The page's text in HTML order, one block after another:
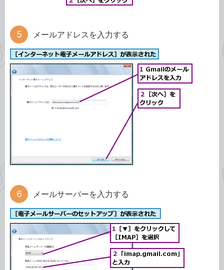
メールアドレスを入力する
メールサーバーを入力する